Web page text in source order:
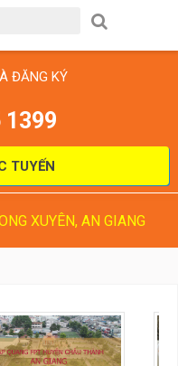
ĐĂNG KÝ
1399
TUYẾN
XUYÊN, AN GIANG